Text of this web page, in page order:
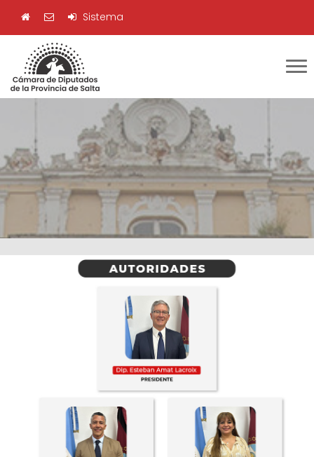
Sistema